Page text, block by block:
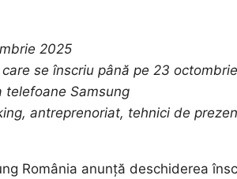
2025
se înscriu până pe 23
Samsung
antreprenoriat, tehnici de
România anunță deschiderea